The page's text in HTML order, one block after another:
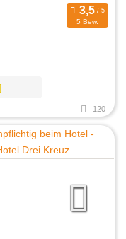
5 Bew.
120